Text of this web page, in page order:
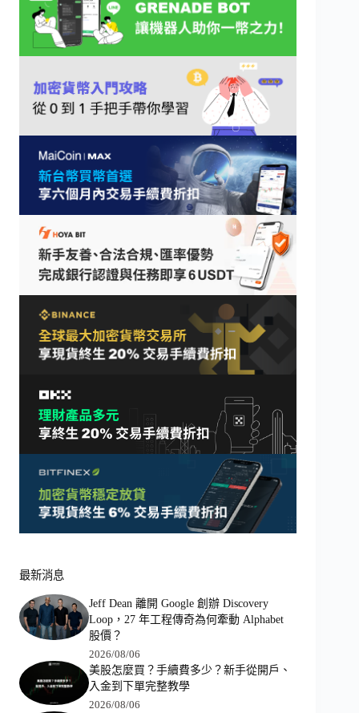
最新消息
Jeff Dean 離開 Google 創辦 Discovery
Loop，27 年工程傳奇為何牽動 Alphabet
股價？
2026/08/06
美股怎麼買？手續費多少？新手從開戶、
入金到下單完整教學
2026/08/06